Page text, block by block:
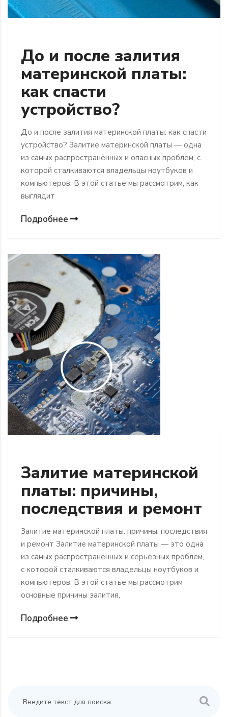
До и после залития
материнской платы:
как спасти
устройство?
До и после залития материнской платы: как спасти
устройство? Залитие материнской платы — одна
из самых распространённых и опасных проблем, с
которой сталкиваются владельцы ноутбуков и
компьютеров. В этой статье мы рассмотрим, как
выглядит
Подробнее
Залитие материнской
платы: причины,
последствия и ремонт
Залитие материнской платы: причины, последствия
и ремонт Залитие материнской платы — это одна
из самых распространённых и серьёзных проблем,
с которой сталкиваются владельцы ноутбуков и
компьютеров. В этой статье мы рассмотрим
основные причины залития,
Подробнее